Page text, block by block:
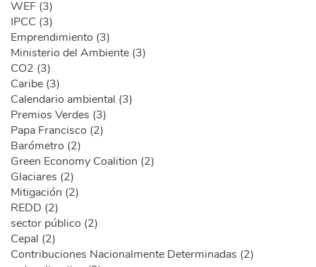
WEF (3)
IPCC (3)
Emprendimiento (3)
Ministerio del Ambiente (3)
CO2 (3)
Caribe (3)
Calendario ambiental (3)
Premios Verdes (3)
Papa Francisco (2)
Barómetro (2)
Green Economy Coalition (2)
Glaciares (2)
Mitigación (2)
REDD (2)
sector público (2)
Cepal (2)
Contribuciones Nacionalmente Determinadas (2)